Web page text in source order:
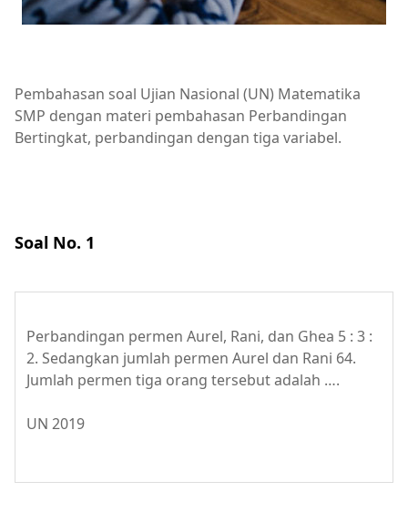
Pembahasan soal Ujian Nasional (UN) Matematika
SMP dengan materi pembahasan Perbandingan
Bertingkat, perbandingan dengan tiga variabel.
Soal No. 1
Perbandingan permen Aurel, Rani, dan Ghea 5 : 3 :
2. Sedangkan jumlah permen Aurel dan Rani 64.
Jumlah permen tiga orang tersebut adalah ….
UN 2019